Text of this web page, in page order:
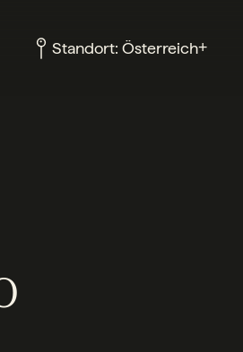
Standort: Österreich+